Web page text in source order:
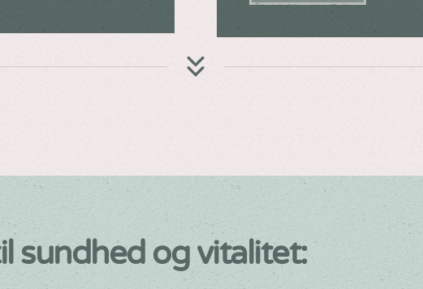
sundhed og vitalitet: